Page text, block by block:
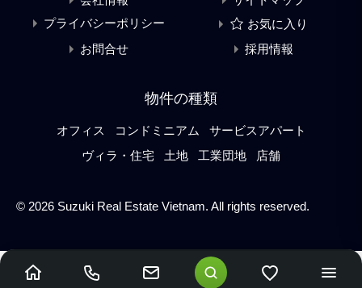
プライバシーポリシー
お気に入り
お問合せ
採用情報
物件の種類
オフィス コンドミニアム
サービスアパート
ヴィラ・住宅
土地 工業団地 店舗
© 2026 Suzuki Real Estate Vietnam. All rights reserved.